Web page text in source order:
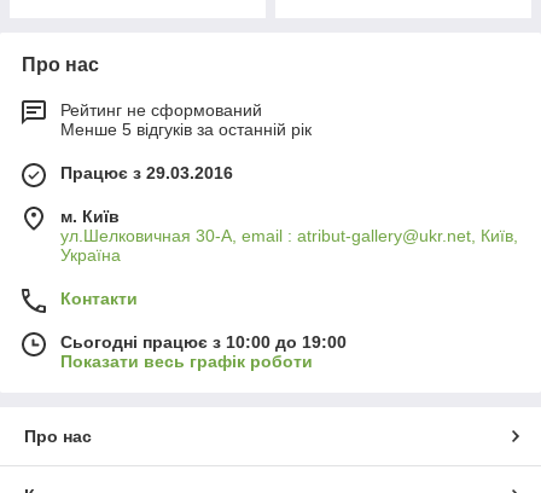
Про нас
Рейтинг не сформований
Менше 5 відгуків за останній рік
Працює з 29.03.2016
м. Київ
ул.Шелковичная 30-А, email : atribut-gallery@ukr.net, Київ,
Україна
Контакти
Сьогодні працює з 10:00 до 19:00
Показати весь графік роботи
Про нас